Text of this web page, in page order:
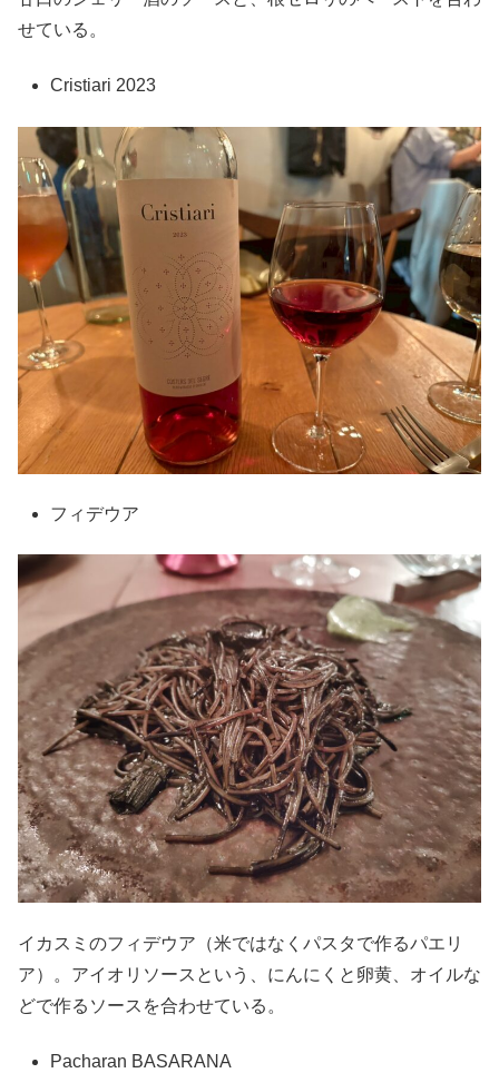
せている。
Cristiari 2023
フィデウア
イカスミのフィデウア（米ではなくパスタで作るパエリ
ア）。アイオリソースという、にんにくと卵黄、オイルな
どで作るソースを合わせている。
Pacharan BASARANA